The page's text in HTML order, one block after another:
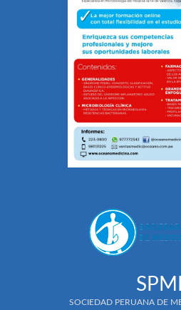
SPMI
SOCIEDAD PERUANA DE